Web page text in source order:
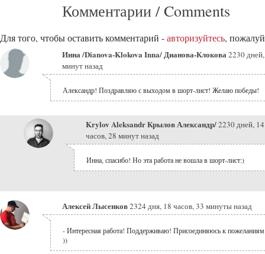
Комментарии / Comments
Для того, чтобы оставить комментарий - авторизуйтесь,
Инна /Dianova-Klokova Inna/ Дианова-Клокова2230
минут назад
Александр! Поздравляю с выходом в шорт-лист! Желаю победы!
Krylov Aleksandr Крылов Александр/2230 дней, 14
часов, 28 минут назад
Инна, спасибо! Но эта работа не вошла в шорт-лист:)
Алексей Лысенков2324 дня, 18 часов, 33 минуты назад
- Интересная работа! Поддерживаю! Присоединяюсь к
))